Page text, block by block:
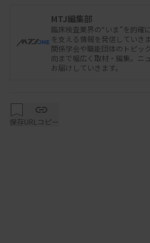
が日臨技の改定要望につい
定。
MTJ編集部
臨床検査業界の“いま”を的確
を支える情報を発信していき
関係学会や職能団体のトピッ
向まで幅広く取材・編集。ニ
お届けしていきます。
保存URLコピー